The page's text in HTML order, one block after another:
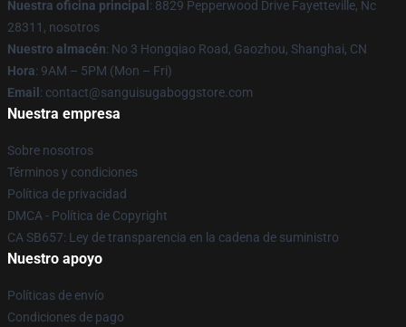
Nuestra oficina principal : 8829 Pepperwood Drive Fayetteville, Nc
28311, nosotros
Nuestro almacén: No 3 Hongqiao Road, Gaozhou, Shanghai, CN
Hora: 9AM – 5PM (Mon – Fri)
Email : contact@sanguisugaboggstore.com
Nuestra empresa
Sobre nosotros
Términos y condiciones
Política de privacidad
DMCA - Política de Copyright
CA SB657: Ley de transparencia en la cadena de suministro
Nuestro apoyo
Políticas de envío
Condiciones de pago